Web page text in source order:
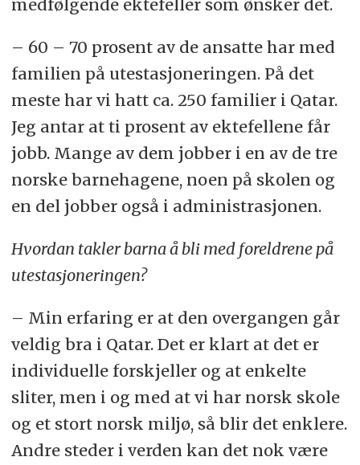
medfølgende ektefeller som ønsker det.
– 60 – 70 prosent av de ansatte har med
familien på utestasjoneringen. På det
meste har vi hatt ca. 250 familier i Qatar.
Jeg antar at ti prosent av ektefellene får
jobb. Mange av dem jobber i en av de tre
norske barnehagene, noen på skolen og
en del jobber også i administrasjonen.
Hvordan takler barna å bli med foreldrene på
utestasjoneringen?
– Min erfaring er at den overgangen går
veldig bra i Qatar. Det er klart at det er
individuelle forskjeller og at enkelte
sliter, men i og med at vi har norsk skole
og et stort norsk miljø, så blir det enklere.
Andre steder i verden kan det nok være